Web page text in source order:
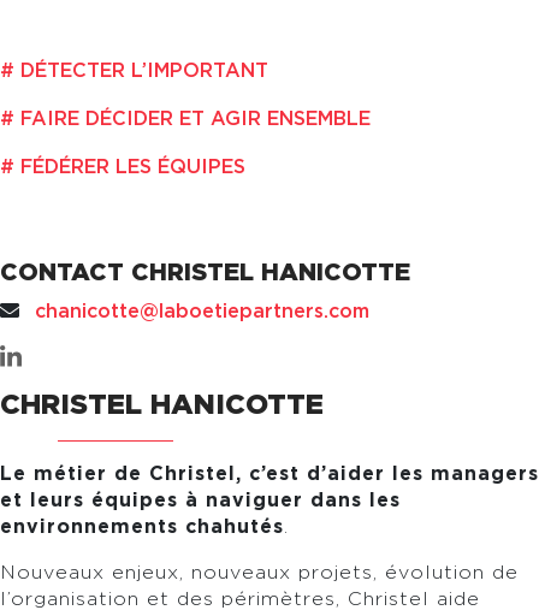
DÉTECTER L’IMPORTANT
FAIRE DÉCIDER ET AGIR ENSEMBLE
FÉDÉRER LES ÉQUIPES
CONTACT CHRISTEL HANICOTTE
chanicotte@laboetiepartners.com
CHRISTEL HANICOTTE
Le métier de Christel, c’est d’aider les managers
et leurs équipes à naviguer dans les
environnements chahutés
Nouveaux enjeux, nouveaux projets, évolution de
l’organisation et des périmètres, Christel aide